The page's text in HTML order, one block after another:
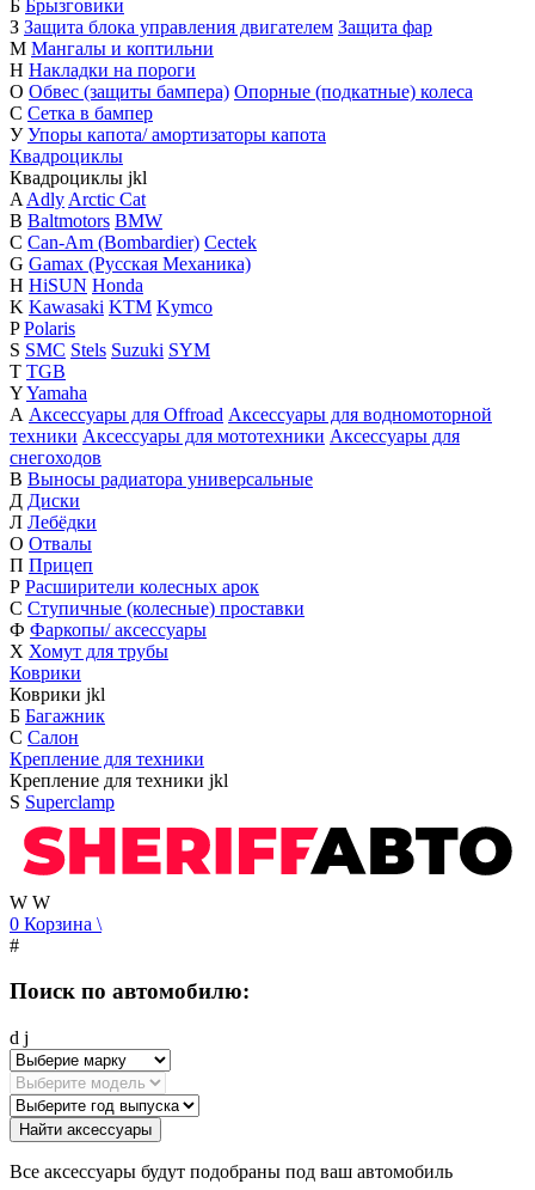
Б Брызговики
З Защита блока управления двигателем Защита фар
М Мангалы и коптильни
Н Накладки на пороги
О Обвес (защиты бампера) Опорные (подкатные) колеса
С Сетка в бампер
У Упоры капота/ амортизаторы капота
Квадроциклы
Квадроциклы jkl
A Adly Arctic Cat
B Baltmotors BMW
C Can-Am (Bombardier) Cectek
G Gamax (Русская Механика)
H HiSUN Honda
K Kawasaki KTM Kymco
P Polaris
S SMC Stels Suzuki SYM
T TGB
YYamaha
А Аксессуары для Offroad Аксессуары для водномоторной
техники Аксессуары для мототехники Аксессуары для
снегоходов
В Выносы радиатора универсальные
Д Диски
Л Лебёдки
О Отвалы
П Прицеп
Р Расширители колесных арок
С Ступичные (колесные) проставки
Ф Фаркопы/ аксессуары
Х Хомут для трубы
Коврики
Коврики jkl
Б Багажник
С Салон
Крепление для техники
Крепление для техники jkl
S Superclamp
W W
0 Корзина \
#
Поиск по автомобилю:
d j
Найти аксессуары
Все аксессуары будут подобраны под ваш автомобиль